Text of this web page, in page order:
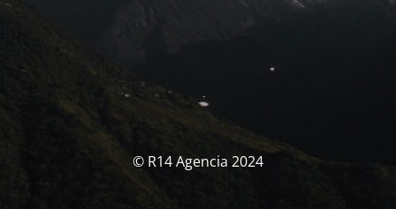
© R14 Agencia 2024